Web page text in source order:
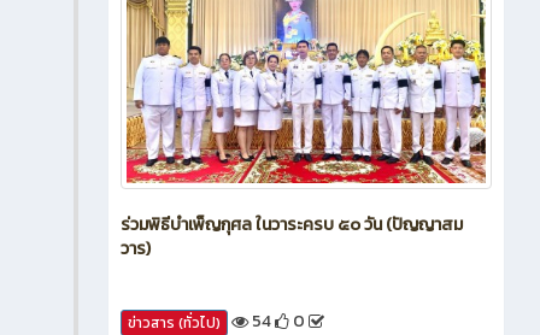
ร่วมพิธีบำเพ็ญกุศล ในวาระครบ ๕๐ วัน (ปัญญาสม
วาร)